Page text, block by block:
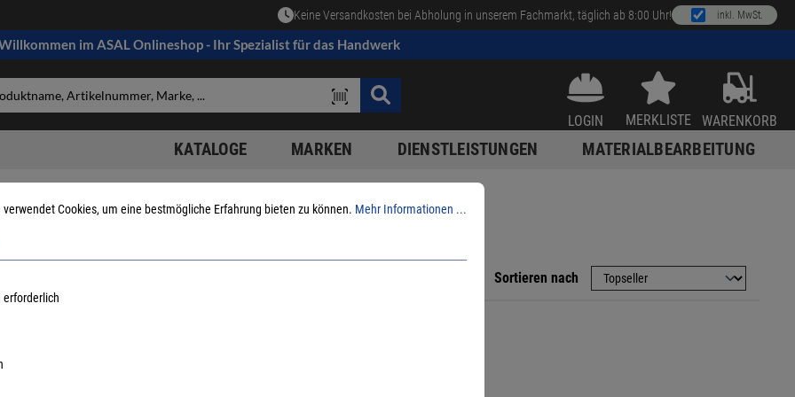
Keine Versandkosten bei Abholung in unserem Fachmarkt, täglich ab 8:00 Uhr! inkl. MwSt.
im ASAL Onlineshop - Ihr Spezialist für das Handwerk
LOGIN MERKLISTE WARENKORB
KATALOGE MARKEN DIENSTLEISTUNGEN MATERIALBEARBEITUNG
Sortieren nach
verwendet Cookies, um eine bestmögliche Erfahrung bieten zu können. Mehr Informationen ...
erforderlich